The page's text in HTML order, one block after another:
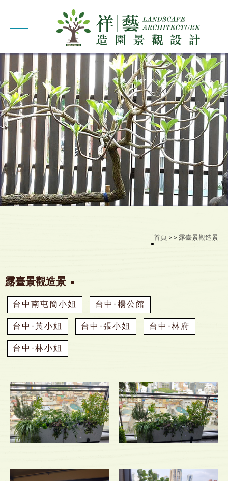
首頁 > > 露臺景觀造景
露臺景觀造景
台中南屯簡小姐 台中-楊公館
台中-黃小姐 台中-張小姐 台中-林府
台中-林小姐